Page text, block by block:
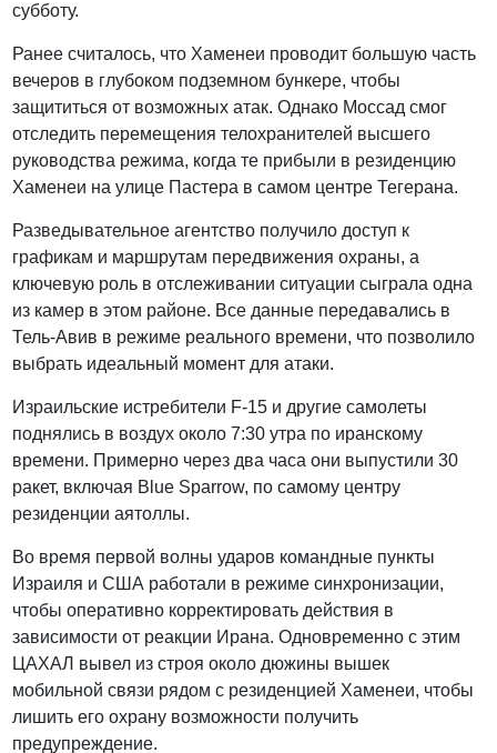
субботу.
Ранее считалось, что Хаменеи проводит большую часть
вечеров в глубоком подземном бункере, чтобы
защититься от возможных атак. Однако Моссад смог
отследить перемещения телохранителей высшего
руководства режима, когда те прибыли в резиденцию
Хаменеи на улице Пастера в самом центре Тегерана.
Разведывательное агентство получило доступ к
графикам и маршрутам передвижения охраны, а
ключевую роль в отслеживании ситуации сыграла одна
из камер в этом районе. Все данные передавались в
Тель-Авив в режиме реального времени, что позволило
выбрать идеальный момент для атаки.
Израильские истребители F-15 и другие самолеты
поднялись в воздух около 7:30 утра по иранскому
времени. Примерно через два часа они выпустили 30
ракет, включая Blue Sparrow, по самому центру
резиденции аятоллы.
Во время первой волны ударов командные пункты
Израиля и США работали в режиме синхронизации,
чтобы оперативно корректировать действия в
зависимости от реакции Ирана. Одновременно с этим
ЦАХАЛ вывел из строя около дюжины вышек
мобильной связи рядом с резиденцией Хаменеи, чтобы
лишить его охрану возможности получить
предупреждение.